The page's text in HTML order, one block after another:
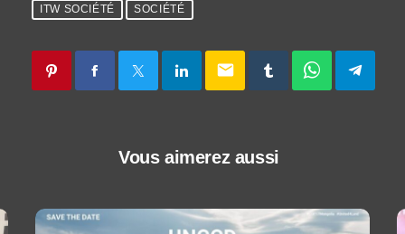
ITW SOCIÉTÉ SOCIÉTÉ
email
Vous aimerez aussi